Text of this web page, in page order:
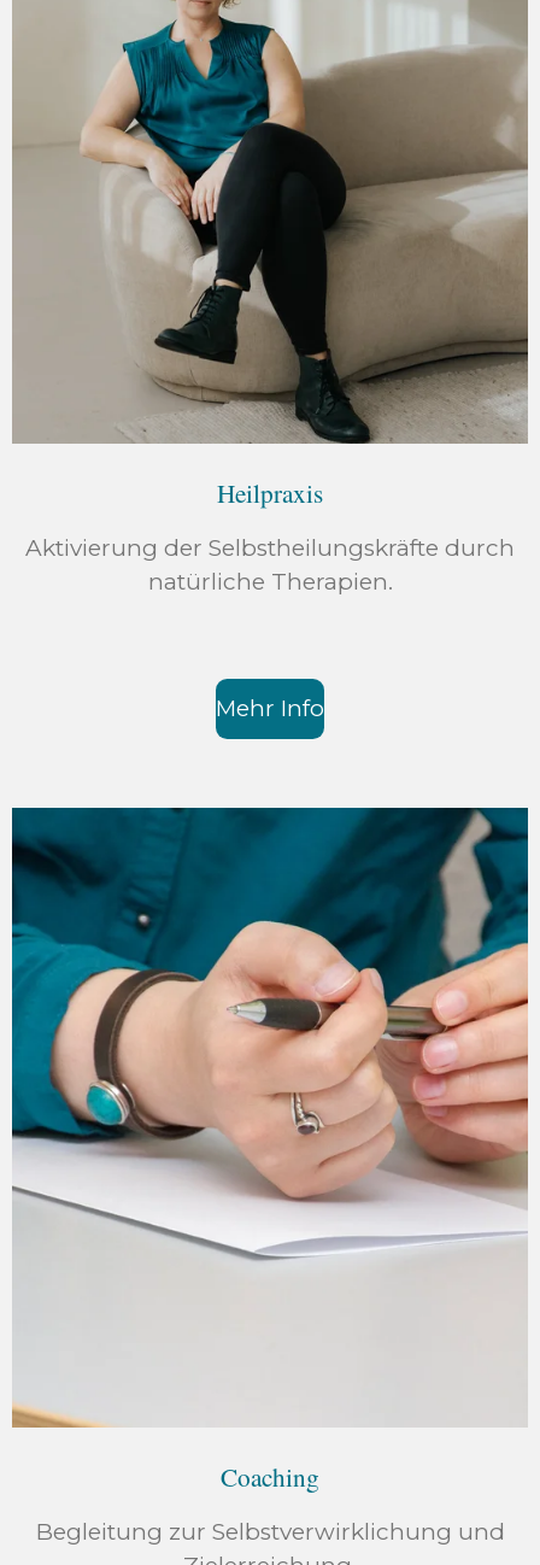
Heilpraxis
Aktivierung der Selbstheilungskräfte durch
natürliche Therapien.
Mehr Info
Coaching
Begleitung zur Selbstverwirklichung und